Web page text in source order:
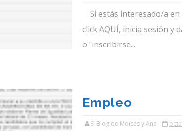
Paqueteria│el
Moises Y Ana
Si estás interesado/a en
click AQUÍ, inicia sesión y
o "inscribirse...
Empleo
El Blog de Moisés y Ana